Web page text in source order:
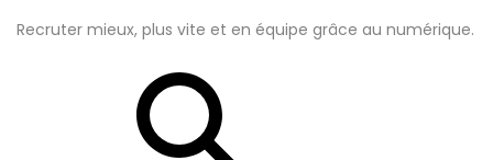
Recruter mieux, plus vite et en équipe grâce au numérique.